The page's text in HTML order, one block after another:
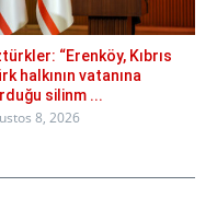
“Erenköy, Kıbrıs
halkının vatanına
silinm ...
8, 2026